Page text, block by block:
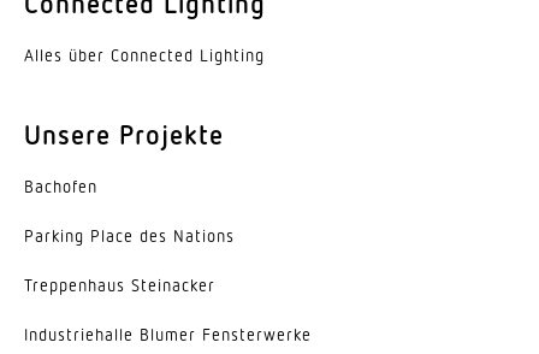
LED nicht austauschbar
Lebensdauer LED (Max. °C)
Lebensdauer LED L70B50 (25°)
> 60000 Std
Sockel
Ohne
LED Kühlsystem
Alles über Connected Lighting
Unsere Projekte
Bachofen
Parking Place des Nations
Trep­penhaus Steinacker
Indus­trie­halle Blumer Fensterwerke